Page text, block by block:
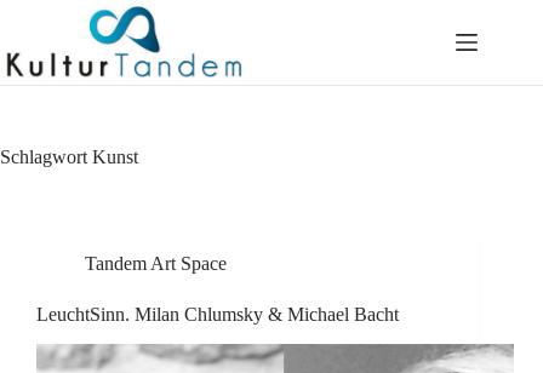
content
Schlagwort Kunst
Tandem Art Space
LeuchtSinn. Milan Chlumsky & Michael Bacht